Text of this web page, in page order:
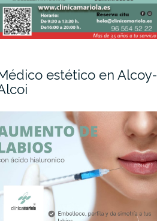
estético en Alcoy-